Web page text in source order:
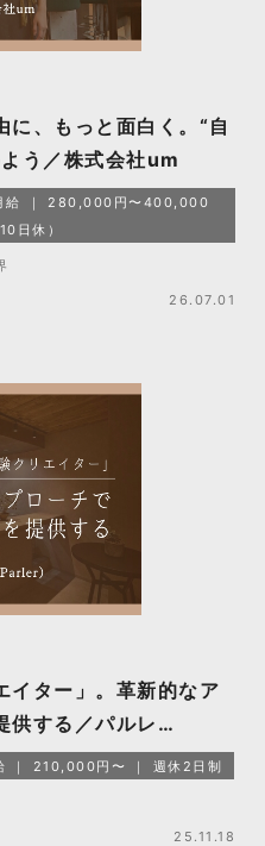
、もっと面白く。“自
う／株式会社um
給
280,000円〜400,000
日休）
26.07.01
イター」。革新的なア
供する／パルレ
210,000円〜 週休2日制
25.11.18